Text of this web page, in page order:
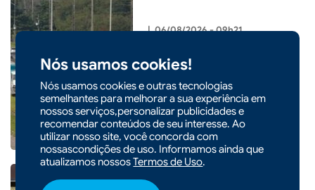
Nós usamos cookies!
Nós usamos cookies e outras tecnologias
semelhantes para melhorar a sua experiência em
nossos serviços,personalizar publicidades e
recomendar conteúdos de seu interesse. Ao
utilizar nosso site, você concorda com
nossascondições de uso. Informamos ainda que
atualizamos nossosTermos de Uso.
| 06/08/2026 - 09h21
transporte de cargas; saiba o
que muda